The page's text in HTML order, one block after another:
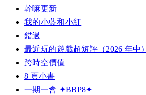
幹嘛更新
我的小藍和小紅
錯過
最近玩的遊戲超短評（2026 年中）
跨時空價值
8 頁小書
一期一會 ✦BBP8✦